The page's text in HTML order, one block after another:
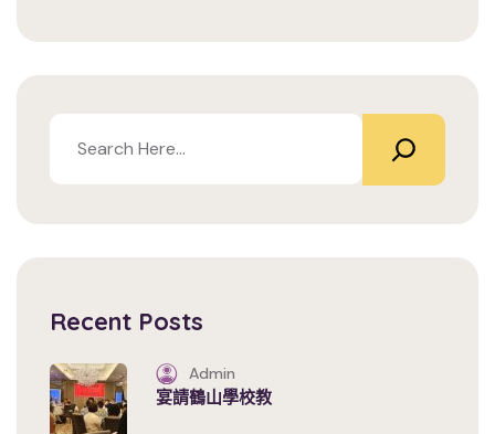
Recent Posts
Admin
宴請鶴山學校教